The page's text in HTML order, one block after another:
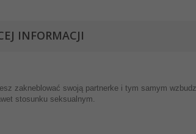
INFORMACJI
zakneblować swoją partnerke i tym samym
stosunku seksualnym.